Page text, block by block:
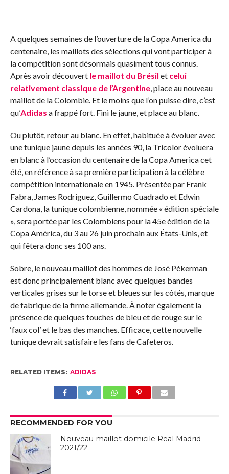
A quelques semaines de l’ouverture de la Copa America du
centenaire, les maillots des sélections qui vont participer à
la compétition sont désormais quasiment tous connus.
Après avoir découvert le maillot du Brésil et celui
relativement classique de l’Argentine, place au nouveau
maillot de la Colombie. Et le moins que l’on puisse dire, c’est
qu’Adidas a frappé fort. Fini le jaune, et place au blanc.
Ou plutôt, retour au blanc. En effet, habituée à évoluer avec
une tunique jaune depuis les années 90, la Tricolor évoluera
en blanc à l’occasion du centenaire de la Copa America cet
été, en référence à sa première participation à la célèbre
compétition internationale en 1945. Présentée par Frank
Fabra, James Rodriguez, Guillermo Cuadrado et Edwin
Cardona, la tunique colombienne, nommée « édition spéciale
», sera portée par les Colombiens pour la 45e édition de la
Copa América, du 3 au 26 juin prochain aux États-Unis, et
qui fêtera donc ses 100 ans.
Sobre, le nouveau maillot des hommes de José Pékerman
est donc principalement blanc avec quelques bandes
verticales grises sur le torse et bleues sur les côtés, marque
de fabrique de la firme allemande. À noter également la
présence de quelques touches de bleu et de rouge sur le
‘faux col’ et le bas des manches. Efficace, cette nouvelle
tunique devrait satisfaire les fans de Cafeteros.
RELATED ITEMS: ADIDAS
RECOMMENDED FOR YOU
Nouveau maillot domicile Real Madrid
2021/22